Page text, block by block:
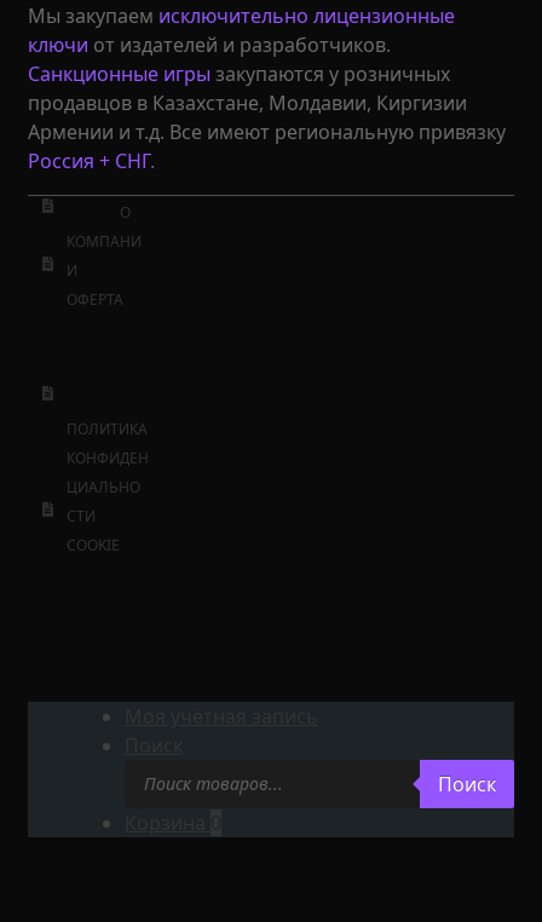
Мы закупаем исключительно лицензионные
ключи от издателей и разработчиков.
Санкционные игры закупаются у розничных
продавцов в Казахстане, Молдавии, Киргизии
Армении и т.д. Все имеют региональную привязку
Россия + СНГ.
О
КОМПАНИ
И
ОФЕРТА
ПОЛИТИКА
КОНФИДЕН
ЦИАЛЬНО
СТИ
COOKIE
товаров
Поиск